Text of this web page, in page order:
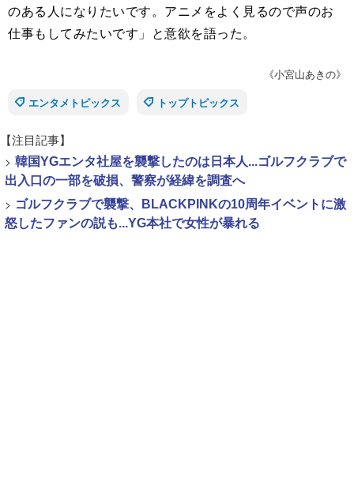
のある人になりたいです。アニメをよく見るので声のお
仕事もしてみたいです」と意欲を語った。
《小宮山あきの》
エンタメトピックス
トップトピックス
【注目記事】
> 韓国YGエンタ社屋を襲撃したのは日本人...ゴルフクラブで
出入口の一部を破損、警察が経緯を調査へ
> ゴルフクラブで襲撃、BLACKPINKの10周年イベントに激
怒したファンの説も...YG本社で女性が暴れる